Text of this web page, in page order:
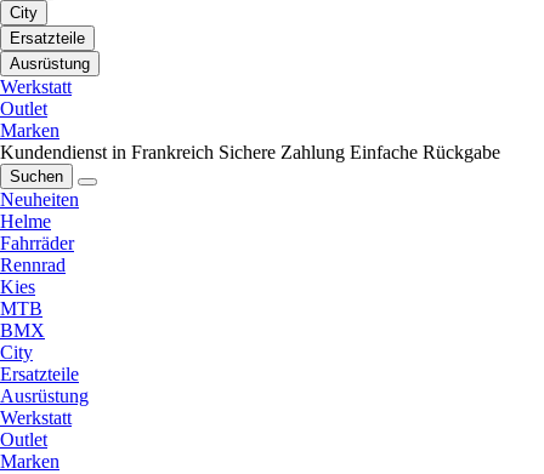
City
Ersatzteile
Ausrüstung
Werkstatt
Outlet
Marken
Kundendienst in Frankreich Sichere Zahlung Einfache Rückgabe
Suchen
Neuheiten
Helme
Fahrräder
Rennrad
Kies
MTB
BMX
City
Ersatzteile
Ausrüstung
Werkstatt
Outlet
Marken